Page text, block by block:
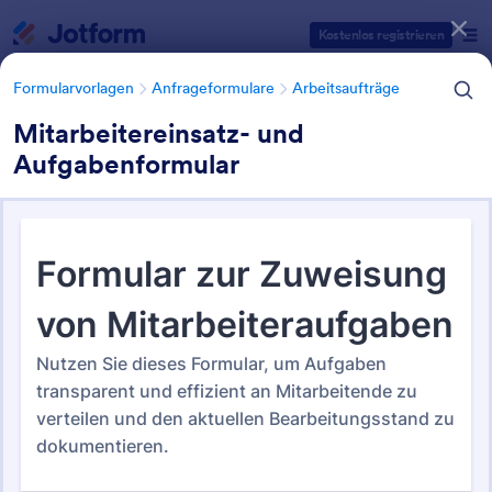
Kostenlos registrieren
Formularvorlagen Anfrageformulare Arbeitsaufträge
Mitarbeitereinsatz- und
Aufgabenformular
Arbeitsaufträge
38 Vorlagen
Formularvorlagen Kategorien